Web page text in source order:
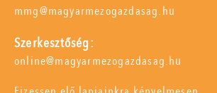
mmg@magyarmezogazdasag.hu
Szerkesztőség:
online@magyarmezogazdasag.hu